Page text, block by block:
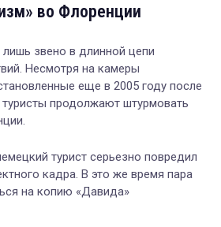
во Флоренции
звено в длинной цепи
Несмотря на камеры
еще в 2005 году после
туристы продолжают штурмовать
турист серьезно повредил
кадра. В это же время пара
на копию «Давида»